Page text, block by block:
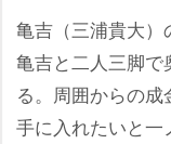
亀吉（三浦貴大）
亀吉と二人三脚
る。周囲からの
手に入れたいと一